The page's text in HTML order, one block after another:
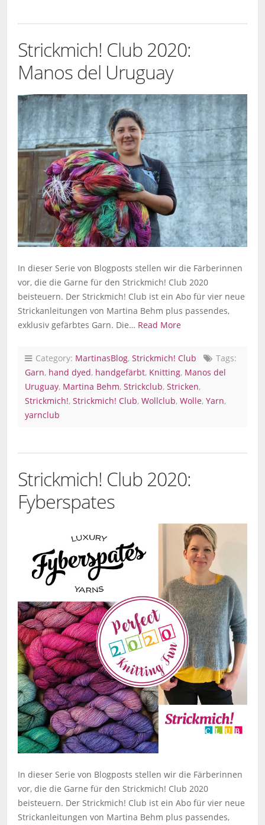
Strickmich! Club 2020:
Manos del Uruguay
In dieser Serie von Blogposts stellen wir die Färberinnen
vor, die die Garne für den Strickmich! Club 2020
beisteuern. Der Strickmich! Club ist ein Abo für vier neue
Strickanleitungen von Martina Behm plus passendes,
exklusiv gefärbtes Garn. Die… Read More
Category: MartinasBlog, Strickmich! Club
Tags:
Garn, hand dyed, handgefärbt, Knitting, Manos del
Uruguay, Martina Behm, Strickclub, Stricken,
Strickmich!, Strickmich! Club, Wollclub, Wolle, Yarn,
yarnclub
Strickmich! Club 2020:
Fyberspates
In dieser Serie von Blogposts stellen wir die Färberinnen
vor, die die Garne für den Strickmich! Club 2020
beisteuern. Der Strickmich! Club ist ein Abo für vier neue
Strickanleitungen von Martina Behm plus passendes,